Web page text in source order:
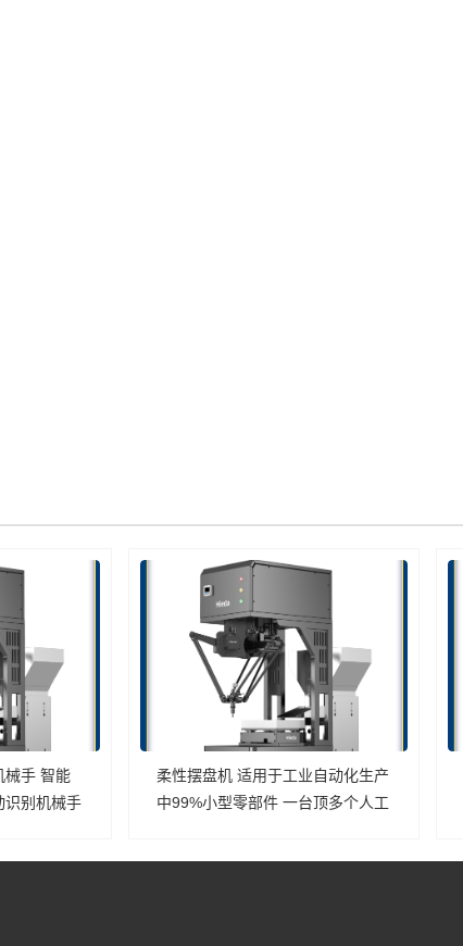
械手 智能
识别机械手
柔性摆盘机 适用于工业自动化生产
中99%小型零部件 一台顶多个人工